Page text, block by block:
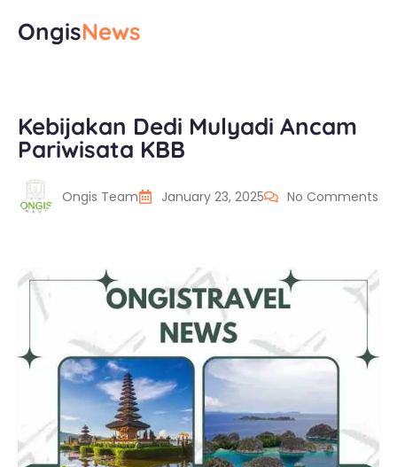
OngisNews
Kebijakan Dedi Mulyadi Ancam
Pariwisata KBB
Ongis Team January 23, 2025 No Comments